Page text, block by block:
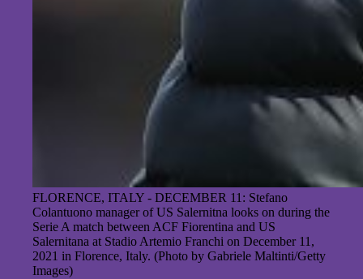
FLORENCE, ITALY - DECEMBER 11: Stefano
Colantuono manager of US Salernitna looks on during the
Serie A match between ACF Fiorentina and US
Salernitana at Stadio Artemio Franchi on December 11,
2021 in Florence, Italy. (Photo by Gabriele Maltinti/Getty
Images)